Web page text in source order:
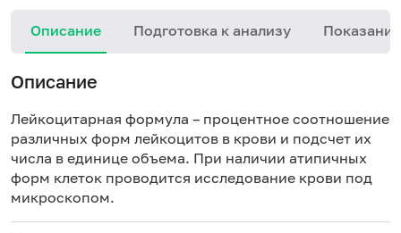
Описание Подготовка к анализу
Описание
Лейкоцитарная формула – процентное соотношение
различных форм лейкоцитов в крови и подсчет их
числа в единице объема. При наличии атипичных
форм клеток проводится исследование крови под
микроскопом.